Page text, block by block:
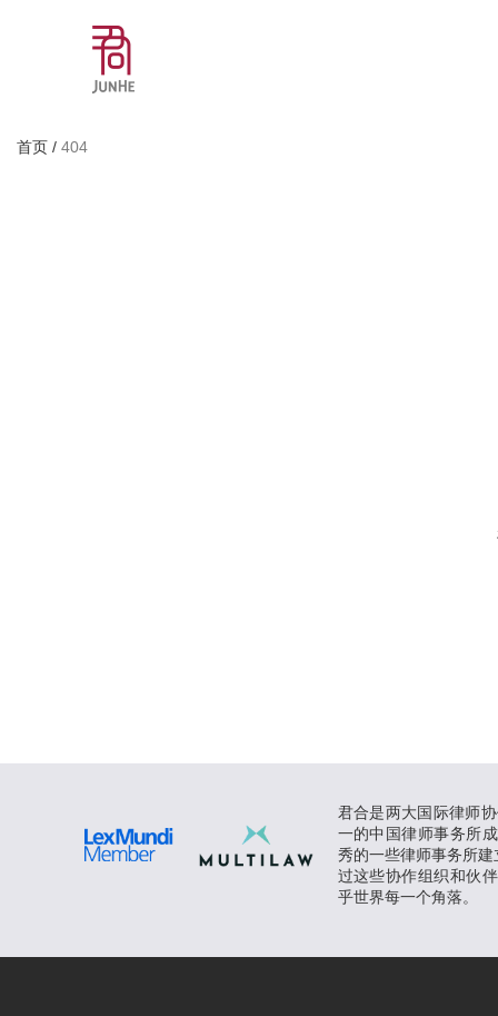
首页 / 404
君合是两大国际律师
一的中国律师事务所
秀的一些律师事务所
过这些协作组织和伙
乎世界每一个角落。